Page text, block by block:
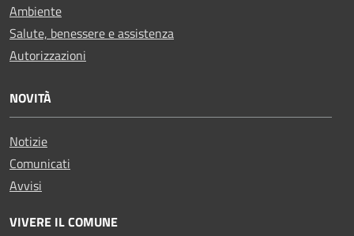
Ambiente
Salute, benessere e assistenza
Autorizzazioni
NOVITÀ
Notizie
Comunicati
Avvisi
VIVERE IL COMUNE